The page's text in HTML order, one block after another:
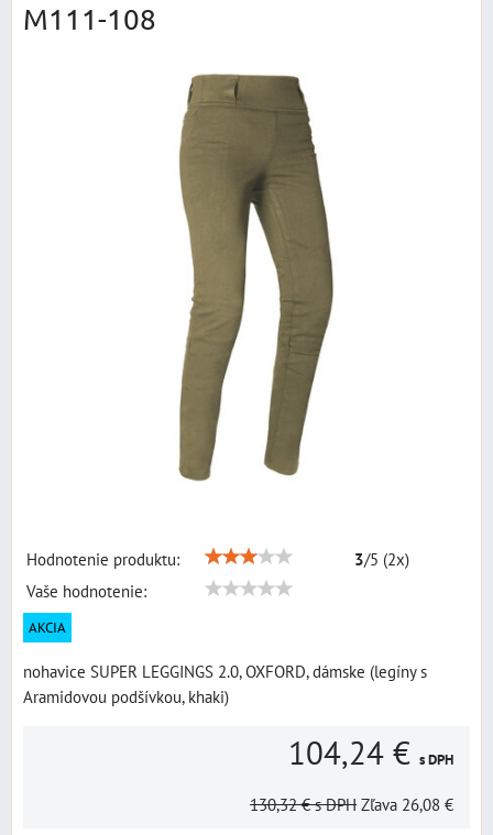
M111-108
Hodnotenie produktu: 3/5 (2x)
Vaše hodnotenie:
AKCIA
nohavice SUPER LEGGINGS 2.0, OXFORD, dámske (legíny s
Aramidovou podšívkou, khaki)
104,24 € s DPH
130,32 € s DPH Zľava 26,08 €